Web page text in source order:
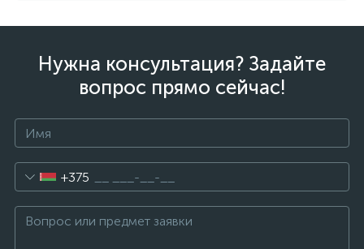
Нужна консультация? Задайте
вопрос прямо сейчас!
+375